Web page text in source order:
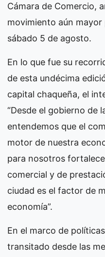
Cámara de Comercio,
movimiento aún mayor
sábado 5 de agosto.
En lo que fue su
de esta undécima
capital chaqueña, el
“Desde el gobierno de
entendemos que el
motor de nuestra
para nosotros
comercial y de
ciudad es el factor de
economía”.
En el marco de
transitado desde las